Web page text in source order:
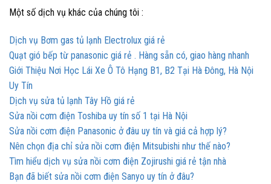
Một số dịch vụ khác của chúng tôi :
Dịch vụ Bơm gas tủ lạnh Electrolux giá rẻ
Quạt gió bếp từ panasonic giá rẻ . Hàng sẵn có, giao hàng nhanh
Giới Thiệu Nơi Học Lái Xe Ô Tô Hạng B1, B2 Tại Hà Đông, Hà Nội
Uy Tín
Dịch vụ sửa tủ lạnh Tây Hồ giá rẻ
Sửa nồi cơm điện Toshiba uy tín số 1 tại Hà Nội
Sửa nồi cơm điện Panasonic ở đâu uy tín và giá cả hợp lý?
Nên chọn địa chỉ sửa nồi cơm điện Mitsubishi như thế nào?
Tìm hiểu dịch vụ sửa nồi cơm điện Zojirushi giá rẻ tận nhà
Bạn đã biết sửa nồi cơm điện Sanyo uy tín ở đâu?